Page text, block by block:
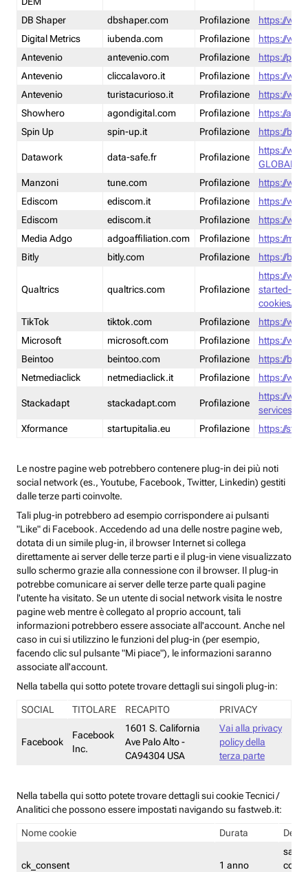
DB Shaper
dbshaper.com Profilazione
https://
Digital Metrics
iubenda.com Profilazione
https://
Antevenio
antevenio.com Profilazione
https://
Antevenio
cliccalavoro.it Profilazione
https://
Antevenio
turistacurioso.it Profilazione
https://
Showhero
agondigital.com Profilazione
https://
Spin Up
spin-up.it Profilazione https://
Datawork data-safe.fr Profilazione
https://
GLOBAL-
Manzoni
tune.com Profilazione
https://
Ediscom
ediscom.it Profilazione
https://
Ediscom
ediscom.it Profilazione
https://
Media Adgo
adgoaffiliation.com Profilazione
https://
Bitly
bitly.com Profilazione https://
Qualtrics qualtrics.com Profilazione
https://
started-
cookies/
TikTok
tiktok.com Profilazione
https://
Microsoft
microsoft.com Profilazione
https://
Beintoo
beintoo.com Profilazione
https://
Netmediaclick
netmediaclick.it Profilazione https://
Stackadapt stackadapt.com Profilazione
https://
services-
Xformance
startupitalia.eu Profilazione https://
Le nostre pagine web potrebbero contenere plug-in dei più noti
social network (es., Youtube, Facebook, Twitter, Linkedin) gestiti
dalle terze parti coinvolte.
Tali plug-in potrebbero ad esempio corrispondere ai pulsanti
"Like" di Facebook. Accedendo ad una delle nostre pagine web,
dotata di un simile plug-in, il browser Internet si collega
direttamente ai server delle terze parti e il plug-in viene visualizzato
sullo schermo grazie alla connessione con il browser. Il plug-in
potrebbe comunicare ai server delle terze parte quali pagine
l'utente ha visitato. Se un utente di social network visita le nostre
pagine web mentre è collegato al proprio account, tali
informazioni potrebbero essere associate all'account. Anche nel
caso in cui si utilizzino le funzioni del plug-in (per esempio,
facendo clic sul pulsante "Mi piace"), le informazioni saranno
associate all'account.
Nella tabella qui sotto potete trovare dettagli sui singoli plug-in:
SOCIAL TITOLARE RECAPITO PRIVACY
Facebook
Facebook
Inc.
1601 S. California
Ave Palo Alto -
CA94304 USA
Vai alla privacy
policy della
terza parte
Nella tabella qui sotto potete trovare dettagli sui cookie Tecnici /
Analitici che possono essere impostati navigando su fastweb.it:
Nome cookie Durata
ck_consent 1 anno
salva